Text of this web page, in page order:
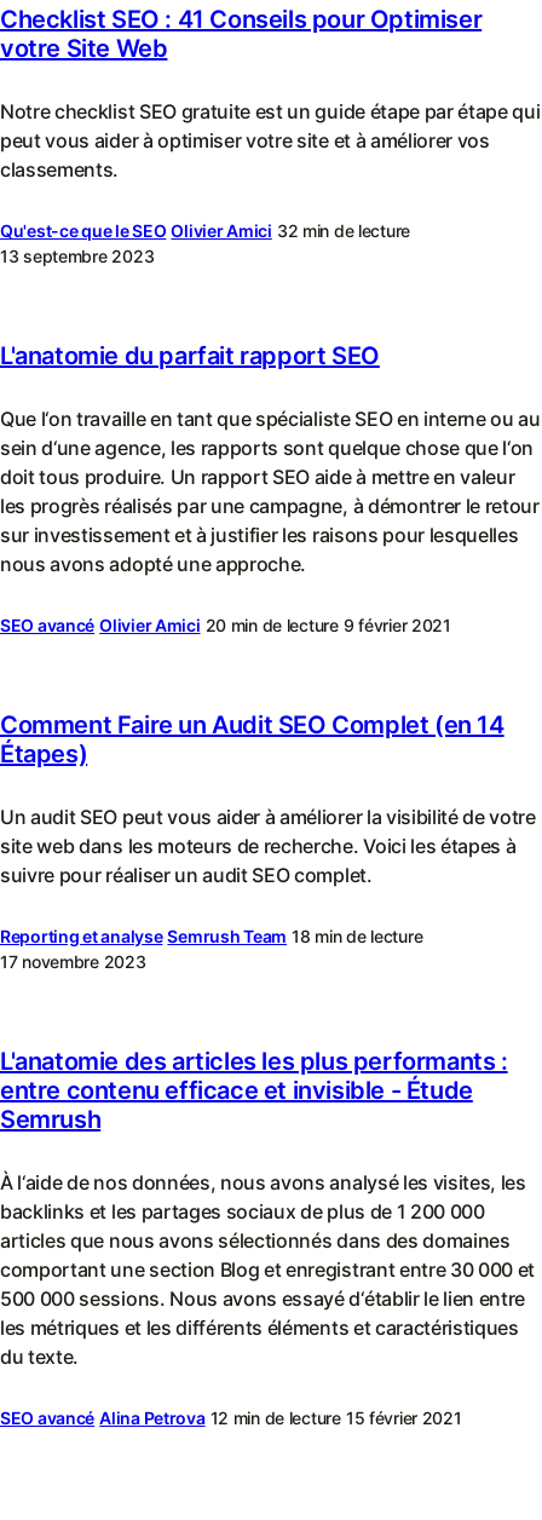
Checklist SEO : 41 Conseils pour Optimiser
votre Site Web
Notre checklist SEO gratuite est un guide étape par étape qui
peut vous aider à optimiser votre site et à améliorer vos
classements.
Qu'est-ce que le SEO Olivier Amici 32 min de lecture
13 septembre 2023
L'anatomie du parfait rapport SEO
Que l‘on travaille en tant que spécialiste SEO en interne ou au
sein d‘une agence, les rapports sont quelque chose que l‘on
doit tous produire. Un rapport SEO aide à mettre en valeur
les progrès réalisés par une campagne, à démontrer le retour
sur investissement et à justifier les raisons pour lesquelles
nous avons adopté une approche.
SEO avancé Olivier Amici 20 min de lecture 9 février 2021
Comment Faire un Audit SEO Complet (en 14
Étapes)
Un audit SEO peut vous aider à améliorer la visibilité de votre
site web dans les moteurs de recherche. Voici les étapes à
suivre pour réaliser un audit SEO complet.
Reporting et analyse Semrush Team 18 min de lecture
17 novembre 2023
L'anatomie des articles les plus performants :
entre contenu efficace et invisible - Étude
Semrush
À l‘aide de nos données, nous avons analysé les visites, les
backlinks et les partages sociaux de plus de 1 200 000
articles que nous avons sélectionnés dans des domaines
comportant une section Blog et enregistrant entre 30 000 et
500 000 sessions. Nous avons essayé d‘établir le lien entre
les métriques et les différents éléments et caractéristiques
du texte.
SEO avancé Alina Petrova 12 min de lecture 15 février 2021